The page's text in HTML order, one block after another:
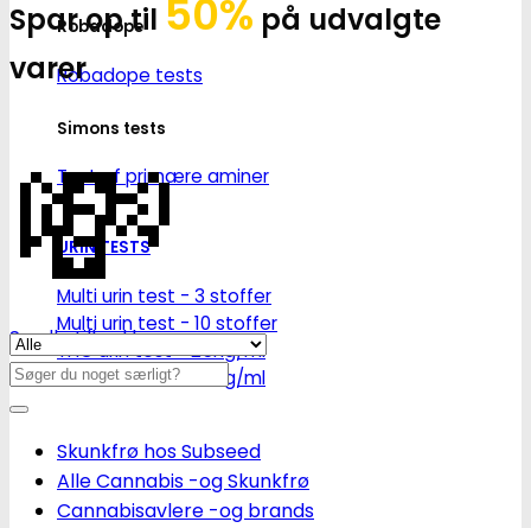
Robadope
Robadope tests
Simons tests
Test af primære aminer
URIN TESTS
Multi urin test - 3 stoffer
Multi urin test - 10 stoffer
THC urin test - 25ng/ml
THC urin test - 50ng/ml
Spar op til 50% på udvalgte
varer
💸
Se alle tilbud her
Søg
efter:
Skunkfrø hos Subseed
Alle Cannabis -og Skunkfrø
Cannabisavlere -og brands